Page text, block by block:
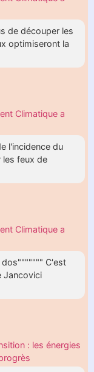
de découper les
optimiseront la
Climatique a
l'incidence du
les feux de
Climatique a
dos""""""" C'est
Jancovici
: les énergies